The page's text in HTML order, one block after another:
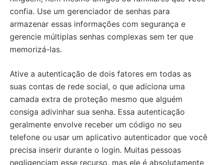
confia. Use um gerenciador de senhas para
armazenar essas informações com segurança e
gerencie múltiplas senhas complexas sem ter que
memorizá-las.
Ative a autenticação de dois fatores em todas as
suas contas de rede social, o que adiciona uma
camada extra de proteção mesmo que alguém
consiga adivinhar sua senha. Essa autenticação
geralmente envolve receber um código no seu
telefone ou usar um aplicativo autenticador que você
precisa inserir durante o login. Muitas pessoas
negligenciam esse recurso, mas ele é absolutamente